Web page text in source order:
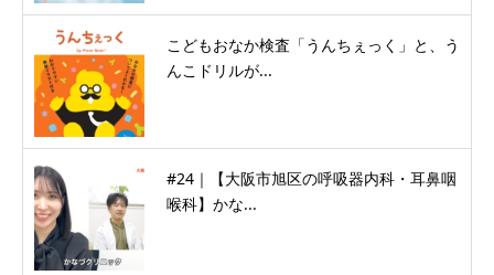
こどもおなか検査「うんちぇっく」と、う
んこドリルが...
#24｜【大阪市旭区の呼吸器内科・耳鼻咽
喉科】かな...